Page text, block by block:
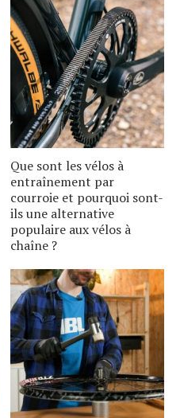
Que sont les vélos à
entraînement par
courroie et pourquoi sont-
ils une alternative
populaire aux vélos à
chaîne ?